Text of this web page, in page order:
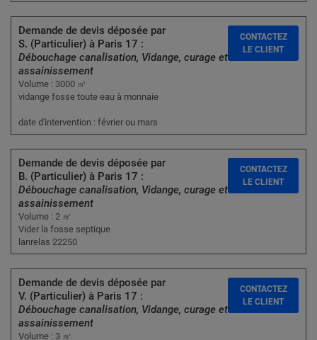
Demande de devis déposée par
S. (Particulier) à Paris 17 :
Débouchage canalisation, Vidange, curage et
assainissement
Volume : 3000 ㎥
vidange fosse toute eau à monnaie
date d'intervention : février ou mars
CONTACTEZ
LE CLIENT
Demande de devis déposée par
B. (Particulier) à Paris 17 :
Débouchage canalisation, Vidange, curage et
assainissement
Volume : 2 ㎥
Vider la fosse septique
lanrelas 22250
CONTACTEZ
LE CLIENT
Demande de devis déposée par
V. (Particulier) à Paris 17 :
Débouchage canalisation, Vidange, curage et
assainissement
Volume : 3 ㎥
CONTACTEZ
LE CLIENT